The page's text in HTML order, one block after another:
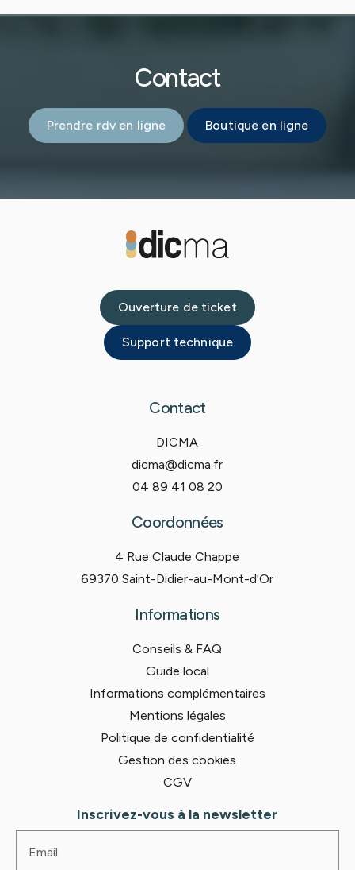
Contact
Prendre rdv en ligne Boutique en ligne
Ouverture de ticket
Support technique
Contact
DICMA
dicma@dicma.fr
04 89 41 08 20
Coordonnées
4 Rue Claude Chappe
69370 Saint-Didier-au-Mont-d'Or
Informations
Conseils & FAQ
Guide local
Informations complémentaires
Mentions légales
Politique de confidentialité
Gestion des cookies
CGV
Inscrivez-vous à la newsletter
Email